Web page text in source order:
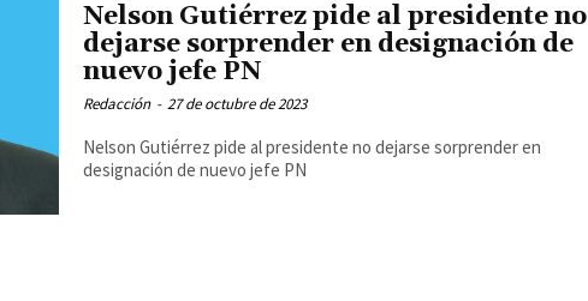
Nelson Gutiérrez pide al presidente no
dejarse sorprender en designación de
nuevo jefe PN
Redacción - 27 de octubre de 2023
Nelson Gutiérrez pide al presidente no dejarse sorprender en
designación de nuevo jefe PN